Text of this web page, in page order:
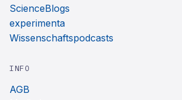
ScienceBlogs
experimenta
Wissenschaftspodcasts
INFO
AGB